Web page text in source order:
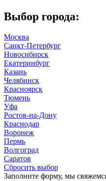
Выбор города:
Москва
Санкт-Петербург
Новосибирск
Екатеринбург
Казань
Челябинск
Красноярск
Тюмень
Уфа
Ростов-на-Дону
Краснодар
Воронеж
Пермь
Волгоград
Саратов
Сбросить выбор
Заполните форму, мы